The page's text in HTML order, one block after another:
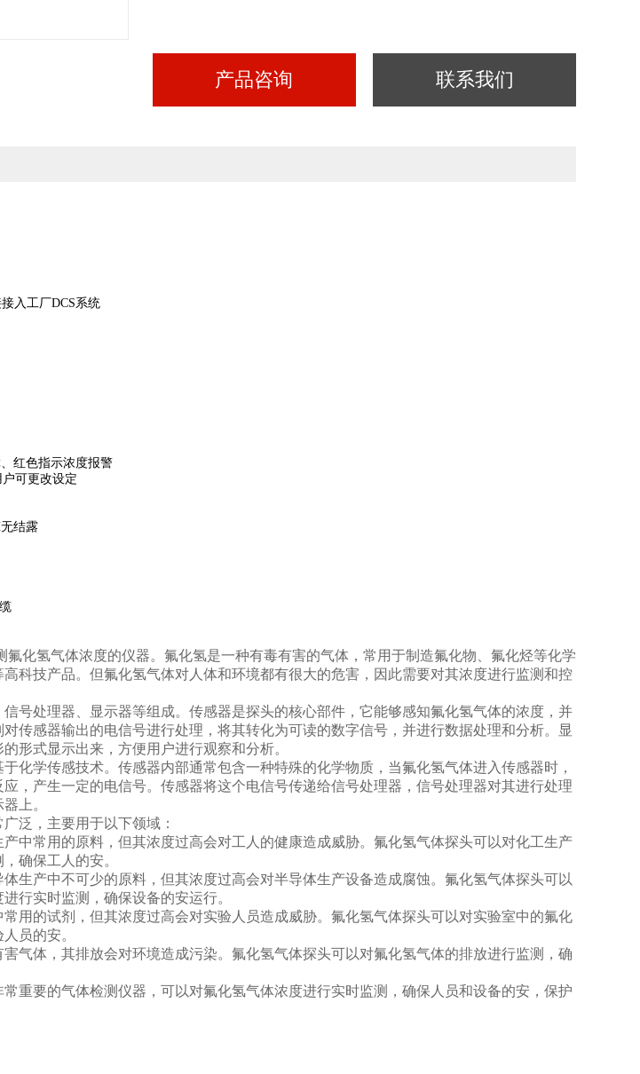
产品咨询 联系我们
入工厂DCS系统
红色指示浓度报警
可更改设定
结露
氢气体浓度的仪器。氟化氢是一种有毒有害的气体，常用于制造氟化物、氟化烃等化学
科技产品。但氟化氢气体对人体和环境都有很大的危害，因此需要对其浓度进行监测和控
处理器、显示器等组成。传感器是探头的核心部件，它能够感知氟化氢气体的浓度，并
传感器输出的电信号进行处理，将其转化为可读的数字信号，并进行数据处理和分析。显
形式显示出来，方便用户进行观察和分析。
学传感技术。传感器内部通常包含一种特殊的化学物质，当氟化氢气体进入传感器时，
，产生一定的电信号。传感器将这个电信号传递给信号处理器，信号处理器对其进行处理
上。
泛，主要用于以下领域：
常用的原料，但其浓度过高会对工人的健康造成威胁。氟化氢气体探头可以对化工生产
确保工人的安。
产中不可少的原料，但其浓度过高会对半导体生产设备造成腐蚀。氟化氢气体探头可以
行实时监测，确保设备的安运行。
的试剂，但其浓度过高会对实验人员造成威胁。氟化氢气体探头可以对实验室中的氟化
员的安。
体，其排放会对环境造成污染。氟化氢气体探头可以对氟化氢气体的排放进行监测，确
要的气体检测仪器，可以对氟化氢气体浓度进行实时监测，确保人员和设备的安，保护